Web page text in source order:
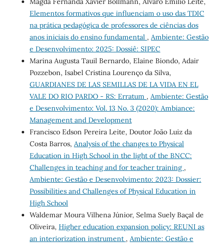
Elementos formativos que influenciam o uso das TDIC
na prática pedagógica de professores de ciências dos
anos iniciais do ensino fundamental , Ambiente: Gestão
e Desenvolvimento: 2025: Dossiê: SIPEC
Marina Augusta Tauil Bernardo, Elaine Biondo, Adair
Pozzebon, Isabel Cristina Lourenço da Silva,
GUARDIANES DE LAS SEMILLAS DE LA VIDA EN EL
VALE DO RIO PARDO - RS: Erratum , Ambiente: Gestão
e Desenvolvimento: Vol. 13 No. 3 (2020): Ambiance:
Management and Development
Francisco Edson Pereira Leite, Doutor João Luiz da
Costa Barros, Analysis of the changes to Physical
Education in High School in the light of the BNCC:
Challenges in teaching and for teacher training ,
Ambiente: Gestão e Desenvolvimento: 2023: Dossier:
Possibilities and Challenges of Physical Education in
High School
Waldemar Moura Vilhena Júnior, Selma Suely Baçal de
Oliveira, Higher education expansion policy: REUNI as
an interiorization instrument , Ambiente: Gestão e